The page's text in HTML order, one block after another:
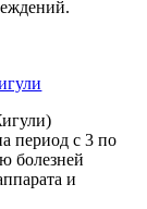
период с 3 по
болезней
и